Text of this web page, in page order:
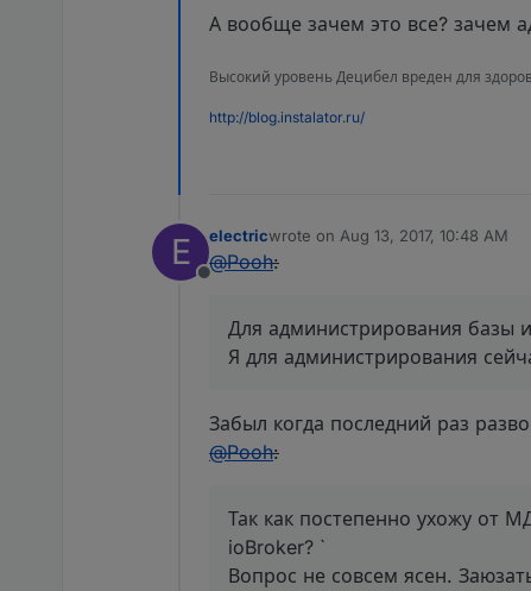
А вообще зачем это все? зачем
Высокий уровень Децибел вреден для
http://blog.instalator.ru/
E
Offline
electricwrote on Aug 13, 2017, 10:48 AM
last edited by
@Pooh:
Для администрирования базы
Я для администрирования
Забыл когда последний раз
@Pooh:
Так как постепенно ухожу от
ioBroker? `
Вопрос не совсем ясен.